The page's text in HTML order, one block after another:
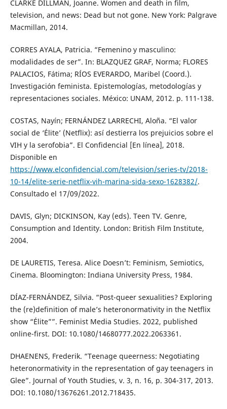
CLARKE DILLMAN, Joanne. Women and death in film,
television, and news: Dead but not gone. New York: Palgrave
Macmillan, 2014.
CORRES AYALA, Patricia. “Femenino y masculino:
modalidades de ser”. In: BLAZQUEZ GRAF, Norma; FLORES
PALACIOS, Fátima; RÍOS EVERARDO, Maribel (Coord.).
Investigación feminista. Epistemologías, metodologías y
representaciones sociales. México: UNAM, 2012. p. 111-138.
COSTAS, Nayín; FERNÁNDEZ LARRECHI, Aloña. “El valor
social de ‘Élite’ (Netflix): así destierra los prejuicios sobre el
VIH y la serofobia”. El Confidencial [En línea], 2018.
Disponible en
https://www.elconfidencial.com/television/series-tv/2018-
10-14/elite-serie-netflix-vih-marina-sida-sexo-1628382/.
Consultado el 17/09/2022.
DAVIS, Glyn; DICKINSON, Kay (eds). Teen TV. Genre,
Consumption and Identity. London: British Film Institute,
2004.
DE LAURETIS, Teresa. Alice Doesn’t: Feminism, Semiotics,
Cinema. Bloomington: Indiana University Press, 1984.
DÍAZ-FERNÁNDEZ, Silvia. “Post-queer sexualities? Exploring
the (re)definition of male’s heteronormativity in the Netflix
show “Élite””. Feminist Media Studies. 2022, published
online-first. DOI: 10.1080/14680777.2022.2063361.
DHAENENS, Frederik. “Teenage queerness: Negotiating
heteronormativity in the representation of gay teenagers in
Glee”. Journal of Youth Studies, v. 3, n. 16, p. 304-317, 2013.
DOI: 10.1080/13676261.2012.718435.